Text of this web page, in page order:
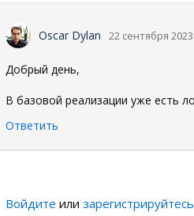
Oscar Dylan 22 сентября
Добрый день,
В базовой реализации уже есть
Ответить
Войдите или зарегистрируйтесь